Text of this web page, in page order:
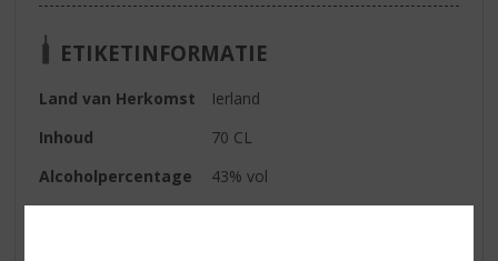
ETIKETINFORMATIE
Land van Herkomst
Ierland
Inhoud
70 CL
Alcoholpercentage
43% vol